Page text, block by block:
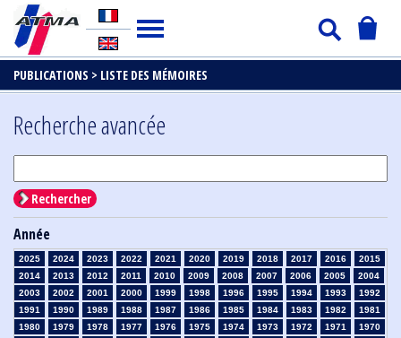
PUBLICATIONS > LISTE DES MÉMOIRES
Recherche avancée
Rechercher
Année
2025 2024 2023 2022 2021 2020 2019 2018 2017 2016
2015
2014
2013 2012 2011 2010 2009 2008 2007 2006 2005
2004
2003
2002 2001 2000 1999 1998 1996 1995 1994 1993
1992
1991
1990 1989 1988 1987 1986 1985 1984 1983 1982
1981
1980
1979 1978 1977 1976 1975 1974 1973 1972 1971
1970